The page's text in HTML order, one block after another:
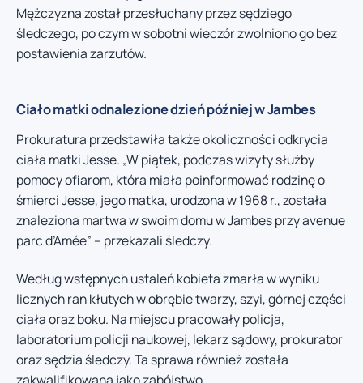
Mężczyzna został przesłuchany przez sędziego
śledczego, po czym w sobotni wieczór zwolniono go bez
postawienia zarzutów.
Ciało matki odnalezione dzień później w Jambes
Prokuratura przedstawiła także okoliczności odkrycia
ciała matki Jesse. „W piątek, podczas wizyty służby
pomocy ofiarom, która miała poinformować rodzinę o
śmierci Jesse, jego matka, urodzona w 1968 r., została
znaleziona martwa w swoim domu w Jambes przy avenue
parc d’Amée” – przekazali śledczy.
Według wstępnych ustaleń kobieta zmarła w wyniku
licznych ran kłutych w obrębie twarzy, szyi, górnej części
ciała oraz boku. Na miejscu pracowały policja,
laboratorium policji naukowej, lekarz sądowy, prokurator
oraz sędzia śledczy. Ta sprawa również została